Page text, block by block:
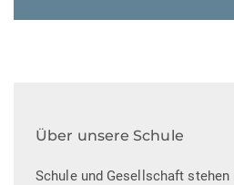
Über unsere Schule
Schule und Gesellschaft stehen